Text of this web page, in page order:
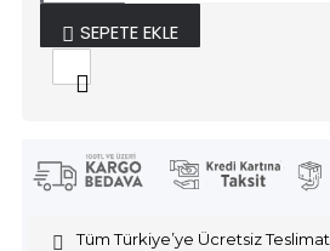
SEPETE EKLE
Tüm Türkiye’ye Ücretsiz Teslimat